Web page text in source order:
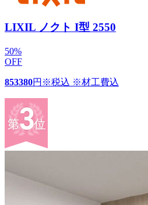
LIXIL ノクト I型 2550
50%
OFF
853380円 ※税込 ※材工費込